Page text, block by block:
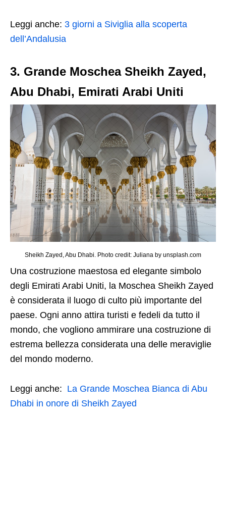
Leggi anche: 3 giorni a Siviglia alla scoperta
dell’Andalusia
3. Grande Moschea Sheikh Zayed,
Abu Dhabi, Emirati Arabi Uniti
Sheikh Zayed, Abu Dhabi. Photo credit: Juliana by unsplash.com
Una costruzione maestosa ed elegante simbolo
degli Emirati Arabi Uniti, la Moschea Sheikh Zayed
è considerata il luogo di culto più importante del
paese. Ogni anno attira turisti e fedeli da tutto il
mondo, che vogliono ammirare una costruzione di
estrema bellezza considerata una delle meraviglie
del mondo moderno.
Leggi anche: La Grande Moschea Bianca di Abu
Dhabi in onore di Sheikh Zayed